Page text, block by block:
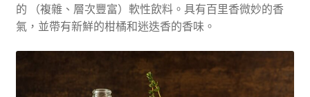
的 （複雜、層次豐富）軟性飲料。具有百里香微妙的香
氣，並帶有新鮮的柑橘和迷迭香的香味。